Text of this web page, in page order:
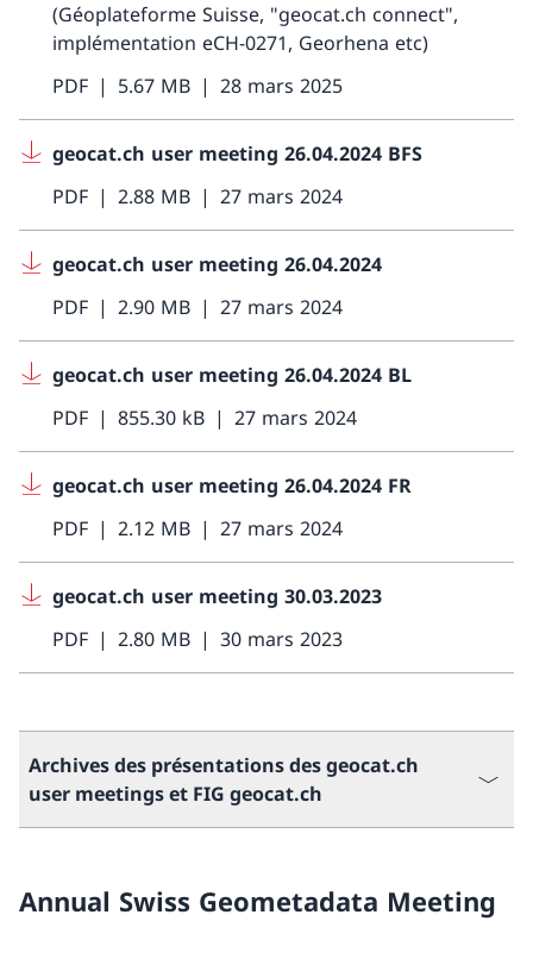
(Géoplateforme Suisse, "geocat.ch connect",
implémentation eCH-0271, Georhena etc)
PDF
5.67 MB 28 mars 2025
geocat.ch user meeting 26.04.2024 BFS
PDF
2.88 MB 27 mars 2024
geocat.ch user meeting 26.04.2024
PDF
2.90 MB 27 mars 2024
geocat.ch user meeting 26.04.2024 BL
PDF
855.30 kB 27 mars 2024
geocat.ch user meeting 26.04.2024 FR
PDF
2.12 MB 27 mars 2024
geocat.ch user meeting 30.03.2023
PDF
2.80 MB 30 mars 2023
Archives des présentations des geocat.ch
user meetings et FIG geocat.ch
Annual Swiss Geometadata Meeting